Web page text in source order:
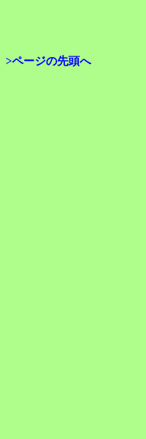
>ページの先頭へ